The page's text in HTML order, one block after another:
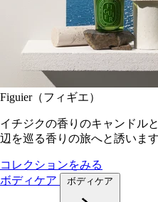
Figuier（フィギエ）
イチジクの香りのキャンドル
辺を巡る香りの旅へと誘います
コレクションをみる
ボディケア
ボディケア